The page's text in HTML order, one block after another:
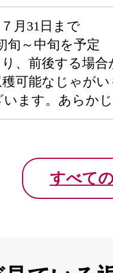
月31日まで
旬～中旬を予定
、前後する場合
可能なじゃが
ます。あらか
すべて